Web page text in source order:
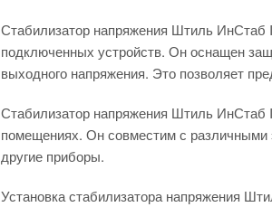
Стабилизатор напряжения Штиль ИнСтаб
подключенных устройств. Он оснащен
выходного напряжения. Это позволяет
Стабилизатор напряжения Штиль ИнСтаб
помещениях. Он совместим с различными
другие приборы.
Установка стабилизатора напряжения